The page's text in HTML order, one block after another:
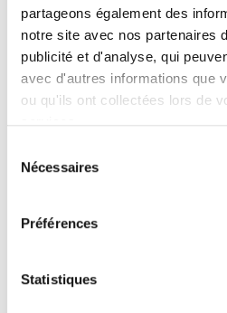
partageons également des
notre site avec nos partenaires
publicité et d'analyse, qui
avec d'autres informations que
ou qu'ils ont collectées lors de
services.
Nécessaires
Préférences
Statistiques
BRABOIS PLAZA